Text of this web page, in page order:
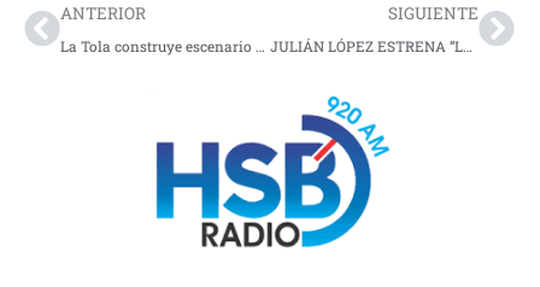
ANTERIOR
La Tola construye escenario deportivo
SIGUIENTE
JULIÁN LÓPEZ ESTRENA “LLEGAMOS TARDE”, UN ÁLBUM QUE LE CANTA AL AMOR QUE NO FUE